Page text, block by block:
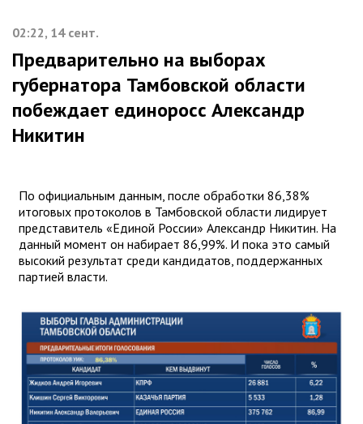
02:22, 14 сент.
Предварительно на выборах
губернатора Тамбовской области
побеждает единоросс Александр
Никитин
По официальным данным, после обработки 86,38%
итоговых протоколов в Тамбовской области лидирует
представитель «Единой России» Александр Никитин. На
данный момент он набирает 86,99%. И пока это самый
высокий результат среди кандидатов, поддержанных
партией власти.